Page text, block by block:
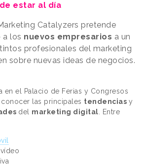
estar al día
Catalyzers pretende
a los nuevos empresarios a un
profesionales del marketing
sobre nuevas ideas de negocios.
en el Palacio de Ferias y Congresos
conocer las principales tendencias y
del marketing digital. Entre